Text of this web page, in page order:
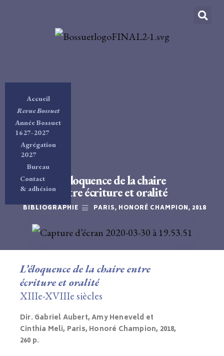
Accueil
Revue Bossuet
Année Bossuet
1627-2027
Agrégation
2027
Bureau
Contact
& adhésion
L’éloquence de la chaire
entre écriture et oralité
BIBLIOGRAPHIE PARIS, HONORÉ CHAMPION, 2018
L’éloquence de la chaire entre
écriture et oralité
XIIIe-XVIIIe siècles
Dir. Gabriel Aubert, Amy Heneveld et
Cinthia Meli, Paris, Honoré Champion, 2018,
260 p.